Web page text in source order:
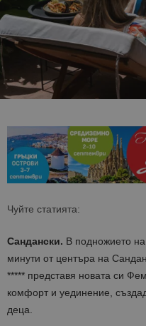
Чуйте статията:
Сандански. В подножието
минути от центъра на
***** представя новата си
комфорт и уединение,
деца.